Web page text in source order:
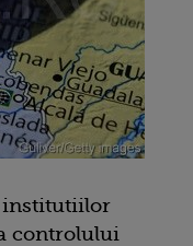
institutiilor
controlului